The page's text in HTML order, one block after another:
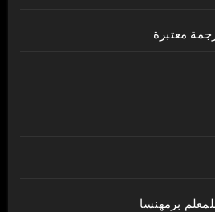
معتبرة
برمهنسا